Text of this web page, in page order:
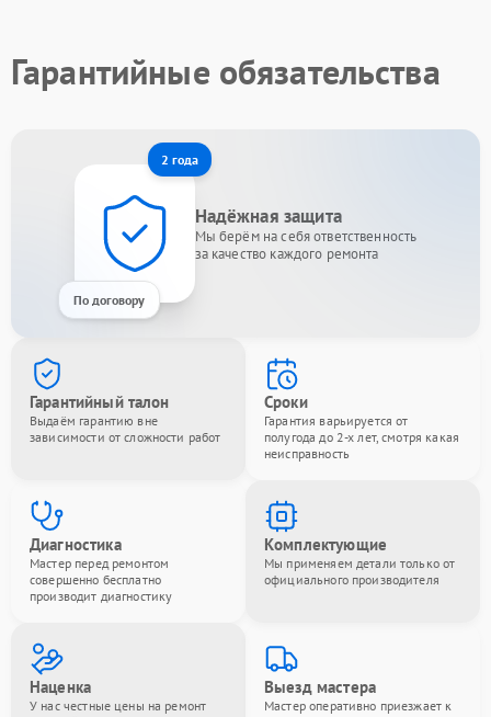
Гарантийные обязательства
2 года
По договору
Надёжная защита
Мы берём на себя ответственность
за качество каждого ремонта
Гарантийный талон
Выдаём гарантию вне
зависимости от сложности работ
Сроки
Гарантия варьируется от
полугода до 2-х лет, смотря какая
неисправность
Диагностика
Мастер перед ремонтом
совершенно бесплатно
производит диагностику
Комплектующие
Мы применяем детали только от
официального производителя
Наценка
У нас честные цены на ремонт
Выезд мастера
Мастер оперативно приезжает к